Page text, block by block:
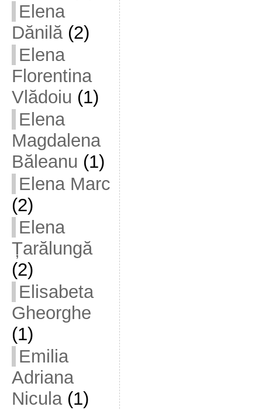
Elena
Dănilă(2)
Elena
Florentina
Vlădoiu (1)
Elena
Magdalena
Băleanu (1)
Elena Marc
(2)
Elena
Țarălungă
(2)
Elisabeta
Gheorghe
(1)
Emilia
Adriana
Nicula(1)